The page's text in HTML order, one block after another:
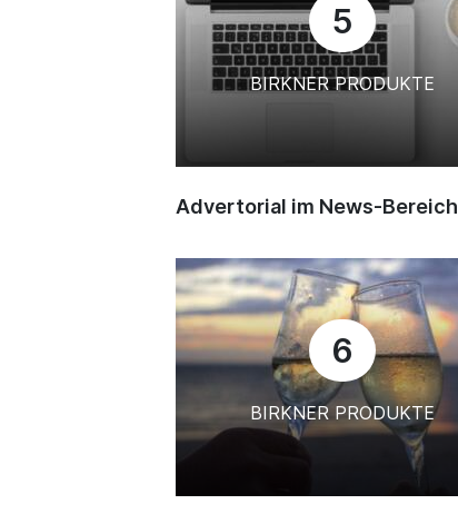
5
BIRKNER PRODUKTE
Advertorial im News-Bereich
6
BIRKNER PRODUKTE